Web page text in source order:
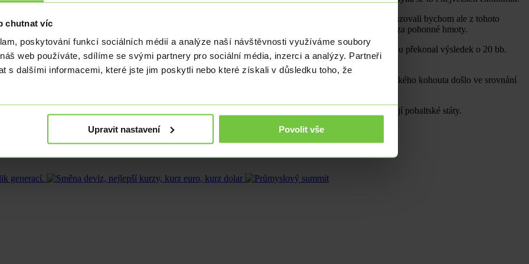
chutnat víc
poskytování funkcí sociálních médií a analýze naší návštěvnosti využíváme soubory
web používáte, sdílíme se svými partnery pro sociální média, inzerci a analýzy. Partneři
s dalšími informacemi, které jste jim poskytli nebo které získali v důsledku toho, že
Upravit nastavení Povolit vše
očekávání další akcelerace růstu cen na 8,0 % došlo ke zpomalení meziročního růstu na 7,6 %. Neusuzovali bychom ale z tohoto
počítat s krátkodobým vlivem v podobě tamního výrazného snížení cen veřejné dopravy a snížení daně za pohonné hmoty.
růstu cen. V květnu na pyrenejském poloostrově zaznamenali meziroční růst o 8,7 %, ale v červnu překonal výsledek o 20 bb.
cen od roku 1985.
s průměrem eurozóny i EU Francouzi bojují s relativně nižším růstem cenové hladiny. Sice i v zemi galského kohouta došlo ve srovnání
o hodnotách 5,2 resp. 5,8 %.
s Maltou. Na druhé straně spektra (a s daleko vyšší potřebou utažení měnové politiky ECB) se nacházejí pobaltské státy.